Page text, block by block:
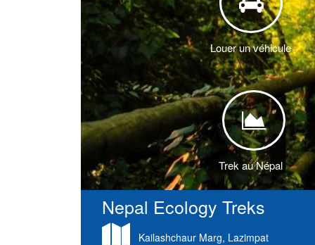
Louer un véhicule
<
Trek au Népal
Nepal Ecology Treks
Kailashchaur Marg, Lazimpat